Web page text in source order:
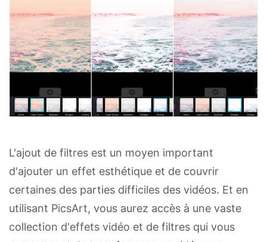
L'ajout de filtres est un moyen important
d'ajouter un effet esthétique et de couvrir
certaines des parties difficiles des vidéos. Et en
utilisant PicsArt, vous aurez accès à une vaste
collection d'effets vidéo et de filtres qui vous